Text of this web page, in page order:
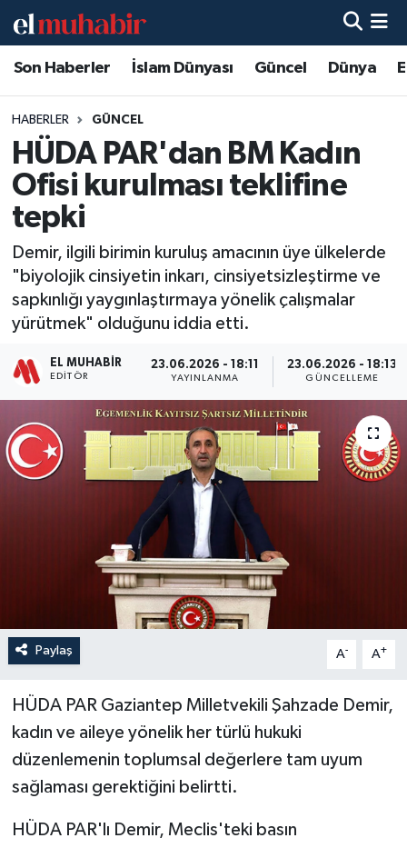
Son Haberler İslam Dünyası Güncel Dünya
HABERLER GÜNCEL
HÜDA PAR'dan BM Kadın
Ofisi kurulması teklifine
tepki
Demir, ilgili birimin kuruluş amacının üye ülkelerde
"biyolojik cinsiyetin inkarı, cinsiyetsizleştirme ve
sapkınlığı yaygınlaştırmaya yönelik çalışmalar
yürütmek" olduğunu iddia etti.
EL MUHABIR
EDITÖR
23.06.2026 - 18:11
YAYINLANMA
23.06.2026 - 18:13
GÜNCELLEME
Paylaş A- A+
HÜDA PAR Gaziantep Milletvekili Şahzade Demir,
kadın ve aileye yönelik her türlü hukuki
düzenlemenin toplumsal değerlere tam uyum
sağlaması gerektiğini belirtti.
HÜDA PAR'lı Demir, Meclis'teki basın
Hava Durumu
Trafik Durumu
Süper Lig Puan Durumu ve Fikstür
Tüm Manşetler
Son Dakika Haberleri
Haber Arşivi